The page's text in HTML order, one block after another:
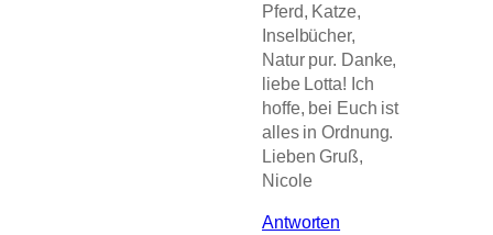
Pferd, Katze,
Inselbücher,
Natur pur. Danke,
liebe Lotta! Ich
hoffe, bei Euch ist
alles in Ordnung.
Lieben Gruß,
Nicole
Antworten